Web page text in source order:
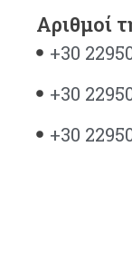
Αριθμοί
+30
+30
+30